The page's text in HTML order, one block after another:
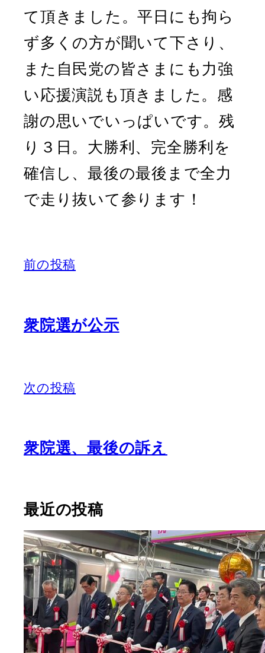
て頂きました。平日にも拘ら
ず多くの方が聞いて下さり、
また自民党の皆さまにも力強
い応援演説も頂きました。感
謝の思いでいっぱいです。残
り３日。大勝利、完全勝利を
確信し、最後の最後まで全力
で走り抜いて参ります！
前の投稿
衆院選が公示
次の投稿
衆院選、最後の訴え
最近の投稿